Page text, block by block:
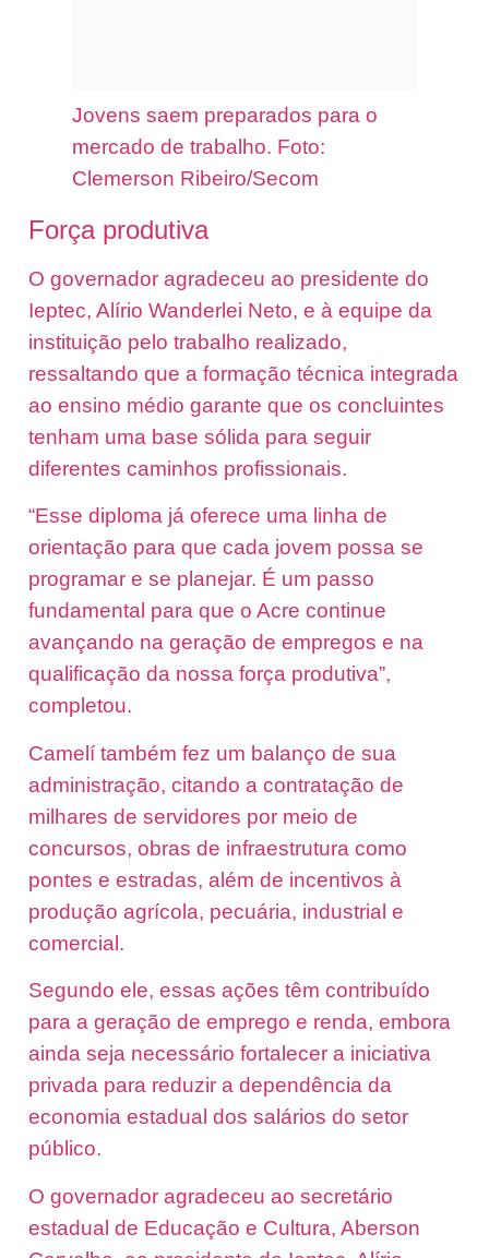
Jovens saem preparados para o
mercado de trabalho. Foto:
Clemerson Ribeiro/Secom
Força produtiva
O governador agradeceu ao presidente do
Ieptec, Alírio Wanderlei Neto, e à equipe da
instituição pelo trabalho realizado,
ressaltando que a formação técnica integrada
ao ensino médio garante que os concluintes
tenham uma base sólida para seguir
diferentes caminhos profissionais.
“Esse diploma já oferece uma linha de
orientação para que cada jovem possa se
programar e se planejar. É um passo
fundamental para que o Acre continue
avançando na geração de empregos e na
qualificação da nossa força produtiva”,
completou.
Camelí também fez um balanço de sua
administração, citando a contratação de
milhares de servidores por meio de
concursos, obras de infraestrutura como
pontes e estradas, além de incentivos à
produção agrícola, pecuária, industrial e
comercial.
Segundo ele, essas ações têm contribuído
para a geração de emprego e renda, embora
ainda seja necessário fortalecer a iniciativa
privada para reduzir a dependência da
economia estadual dos salários do setor
público.
O governador agradeceu ao secretário
estadual de Educação e Cultura, Aberson